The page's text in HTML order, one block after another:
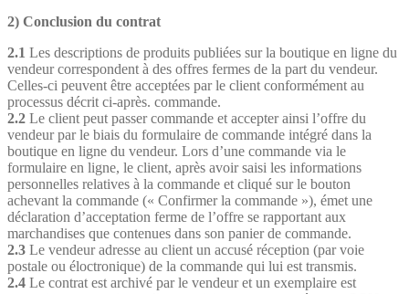
2) Conclusion du contrat
2.1 Les descriptions de produits publiées sur la boutique en ligne du
vendeur correspondent à des offres fermes de la part du vendeur.
Celles-ci peuvent être acceptées par le client conformément au
processus décrit ci-après. commande.
2.2 Le client peut passer commande et accepter ainsi l’offre du
vendeur par le biais du formulaire de commande intégré dans la
boutique en ligne du vendeur. Lors d’une commande via le
formulaire en ligne, le client, après avoir saisi les informations
personnelles relatives à la commande et cliqué sur le bouton
achevant la commande (« Confirmer la commande »), émet une
déclaration d’acceptation ferme de l’offre se rapportant aux
marchandises que contenues dans son panier de commande.
2.3 Le vendeur adresse au client un accusé réception (par voie
postale ou éloctronique) de la commande qui lui est transmis.
2.4 Le contrat est archivé par le vendeur et un exemplaire est